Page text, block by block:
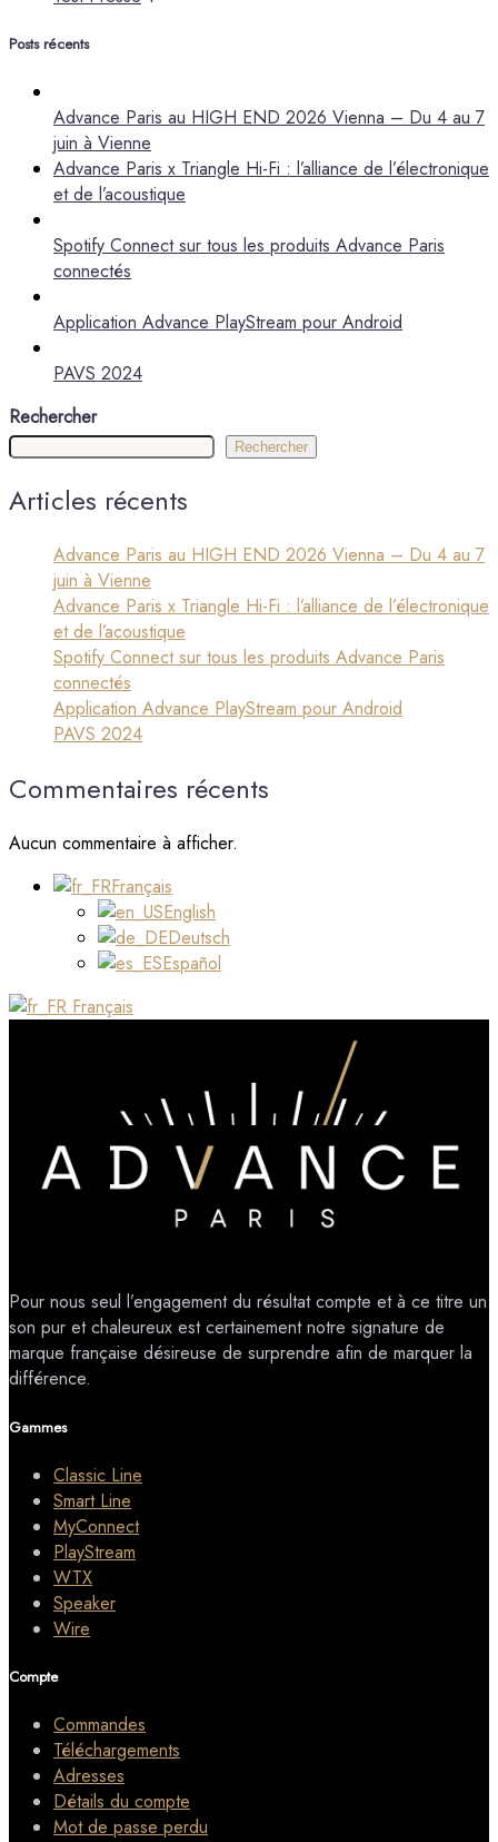
Posts récents
Advance Paris au HIGH END 2026 Vienna – Du 4 au 7
juin à Vienne
Advance Paris x Triangle Hi-Fi : l’alliance de l’électronique
et de l’acoustique
Spotify Connect sur tous les produits Advance Paris
connectés
Application Advance PlayStream pour Android
PAVS 2024
Rechercher
Rechercher
Articles récents
Advance Paris au HIGH END 2026 Vienna – Du 4 au 7
juin à Vienne
Advance Paris x Triangle Hi-Fi : l’alliance de l’électronique
et de l’acoustique
Spotify Connect sur tous les produits Advance Paris
connectés
Application Advance PlayStream pour Android
PAVS 2024
Commentaires récents
Aucun commentaire à afficher.
Français
English
Deutsch
Español
Français
Pour nous seul l’engagement du résultat compte et à ce titre un
son pur et chaleureux est certainement notre signature de
marque française désireuse de surprendre afin de marquer la
différence.
Gammes
Classic Line
Smart Line
MyConnect
PlayStream
WTX
Speaker
Wire
Compte
Commandes
Téléchargements
Adresses
Détails du compte
Mot de passe perdu